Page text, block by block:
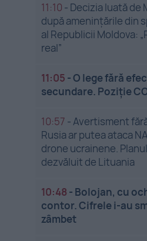
11:10 - Decizia luată de
după amenințările din
al Republicii Moldova:
real”
11:05 -O lege fără
secundare. Poziție
10:57 -Avertisment
Rusia ar putea ataca
drone ucrainene.
dezvăluit de Lituania
10:48 - Bolojan, cu
contor. Cifrele i-au
zâmbet